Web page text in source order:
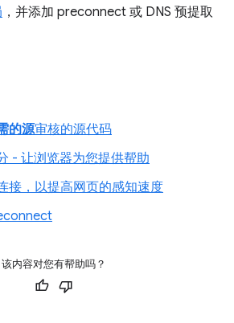
，并添加 preconnect 或 DNS 预提取
的源审核的源代码
- 让浏览器为您提供帮助
接，以提高网页的感知速度
该内容对您有帮助吗？